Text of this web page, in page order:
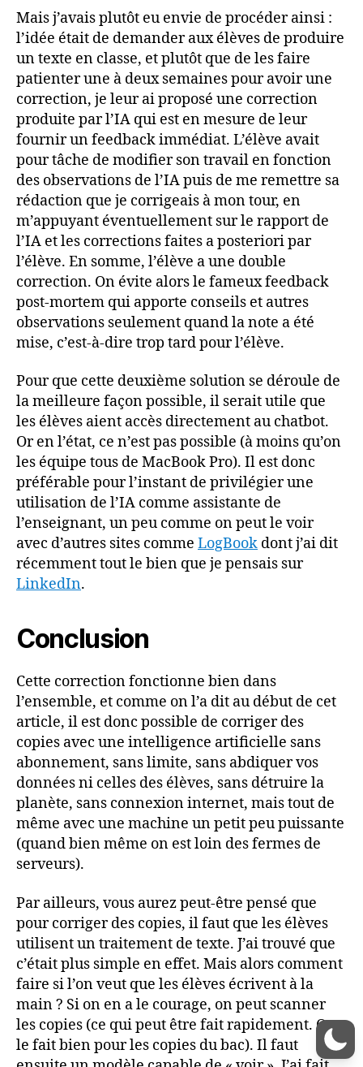
Mais j’avais plutôt eu envie de procéder ainsi :
l’idée était de demander aux élèves de produire
un texte en classe, et plutôt que de les faire
patienter une à deux semaines pour avoir une
correction, je leur ai proposé une correction
produite par l’IA qui est en mesure de leur
fournir un feedback immédiat. L’élève avait
pour tâche de modifier son travail en fonction
des observations de l’IA puis de me remettre sa
rédaction que je corrigeais à mon tour, en
m’appuyant éventuellement sur le rapport de
l’IA et les corrections faites a posteriori par
l’élève. En somme, l’élève a une double
correction. On évite alors le fameux feedback
post-mortem qui apporte conseils et autres
observations seulement quand la note a été
mise, c’est-à-dire trop tard pour l’élève.
Pour que cette deuxième solution se déroule de
la meilleure façon possible, il serait utile que
les élèves aient accès directement au chatbot.
Or en l’état, ce n’est pas possible (à moins qu’on
les équipe tous de MacBook Pro). Il est donc
préférable pour l’instant de privilégier une
utilisation de l’IA comme assistante de
l’enseignant, un peu comme on peut le voir
avec d’autres sites comme LogBook dont j’ai dit
récemment tout le bien que je pensais sur
LinkedIn.
Conclusion
Cette correction fonctionne bien dans
l’ensemble, et comme on l’a dit au début de cet
article, il est donc possible de corriger des
copies avec une intelligence artificielle sans
abonnement, sans limite, sans abdiquer vos
données ni celles des élèves, sans détruire la
planète, sans connexion internet, mais tout de
même avec une machine un petit peu puissante
(quand bien même on est loin des fermes de
serveurs).
Par ailleurs, vous aurez peut-être pensé que
pour corriger des copies, il faut que les élèves
utilisent un traitement de texte. J’ai trouvé que
c’était plus simple en effet. Mais alors comment
faire si l’on veut que les élèves écrivent à la
main ? Si on en a le courage, on peut scanner
les copies (ce qui peut être fait rapidement. On
le fait bien pour les copies du bac). Il faut